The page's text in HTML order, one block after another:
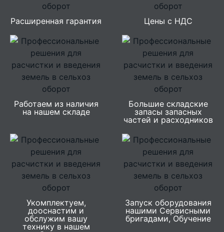
Расширенная гарантия Цены с НДС
Работаем из наличия
на нашем складе
Большие складские
запасы запасных
частей и расходников
Укомплектуем,
дооснастим и
обслужим вашу
технику в нашем
Запуск оборудования
нашими Сервисными
бригадами, Обучение